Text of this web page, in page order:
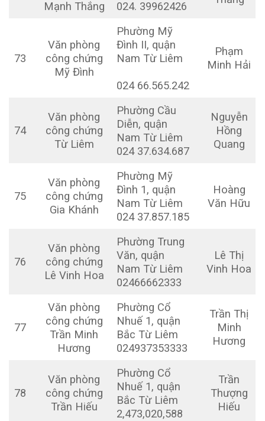
Mạnh Thắng
024. 39962426
73
Văn phòng
công chứng
Mỹ Đình
Phường Mỹ
Đình II, quận
Nam Từ Liêm
024 66.565.242
Phạm
Minh Hải
74
Văn phòng
công chứng
Từ Liêm
Phường Cầu
Diễn, quận
Nam Từ Liêm
024 37.634.687
Nguyễn
Hồng
Quang
75
Văn phòng
công chứng
Gia Khánh
Phường Mỹ
Đình 1, quận
Nam Từ Liêm
024 37.857.185
Hoàng
Văn Hữu
76
Văn phòng
công chứng
Lê Vinh Hoa
Phường Trung
Văn, quận
Nam Từ Liêm
02466662333
Lê Thị
Vinh Hoa
77
Văn phòng
công chứng
Trần Minh
Hương
Phường Cổ
Nhuế 1, quận
Bắc Từ Liêm
024937353333
Trần Thị
Minh
Hương
78
Văn phòng
công chứng
Trần Hiếu
Phường Cổ
Nhuế 1, quận
Bắc Từ Liêm
2,473,020,588
Trần
Thượng
Hiếu